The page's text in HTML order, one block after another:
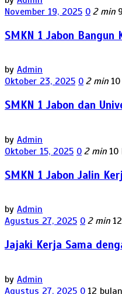
November 19, 2025 0 2 min
SMKN 1 Jabon
by Admin
Oktober 23, 2025 0 2 min
SMKN 1 Jabon dan
by Admin
Oktober 15, 2025 0 2 min 10
SMKN 1 Jabon Jalin
by Admin
Agustus 27, 2025 0 2 min
Jajaki Kerja Sama
by Admin
Agustus 27, 2025 0 12 bulan